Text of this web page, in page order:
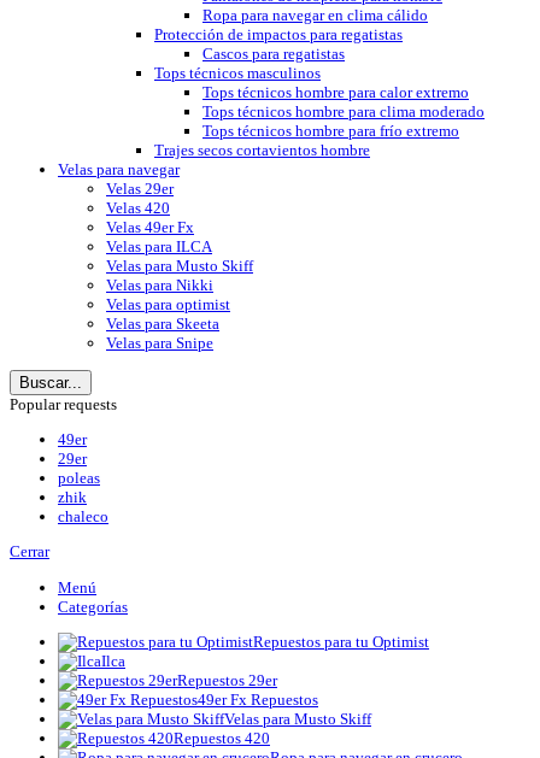
Ropa para navegar en clima cálido
Protección de impactos para regatistas
Cascos para regatistas
Tops técnicos masculinos
Tops técnicos hombre para calor extremo
Tops técnicos hombre para clima moderado
Tops técnicos hombre para frío extremo
Trajes secos cortavientos hombre
Velas para navegar
Velas 29er
Velas 420
Velas 49er Fx
Velas para ILCA
Velas para Musto Skiff
Velas para Nikki
Velas para optimist
Velas para Skeeta
Velas para Snipe
Buscar...
Popular requests
49er
29er
poleas
zhik
chaleco
Cerrar
Menú
Categorías
Repuestos para tu Optimist
Ilca
Repuestos 29er
49er Fx Repuestos
Velas para Musto Skiff
Repuestos 420